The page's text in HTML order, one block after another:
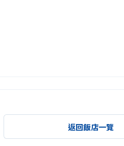
返回飯店一覽